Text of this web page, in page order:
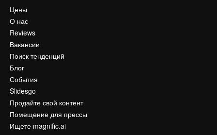
Цены
О нас
Reviews
Вакансии
Поиск тенденций
Блог
События
Slidesgo
Продайте свой контент
Помещение для прессы
Ищете magnific.ai